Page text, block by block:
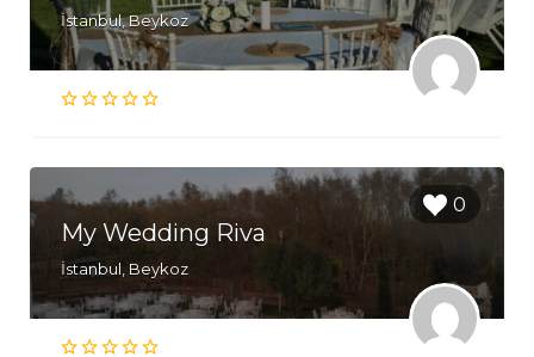
İstanbul, Beykoz
0
My Wedding Riva
İstanbul, Beykoz